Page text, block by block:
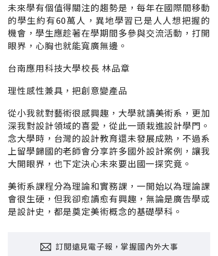
未來學有個值得關注的趨勢是，每年在國際間移動
的學生約有60萬人，異地學習已是人人想把握的
機會，學生應趁著在學期間多參與交流活動，打開
眼界，心胸也就能寬廣無邊。
台南應用科技大學校長 林品章
理性感性兼具，把創意變產品
從小我就對藝術很感興趣，大學就讀美術系，更加
深我對設計領域的喜愛，從此一頭栽進設計學門。
念大學時，台灣的設計教育還未發展成熟，不過系
上留學歸國的老師會分享許多國外設計案例，讓我
大開眼界，也下定決心未來要出國一探究竟。
美術系課程分為理論和實務課，一開始以為理論課
會很生硬，但我卻愈讀愈有興趣，無論是廣告學或
是設計史，都是奠定美術概念的基礎學科。
訂閱遠見電子報，掌握國內外大事